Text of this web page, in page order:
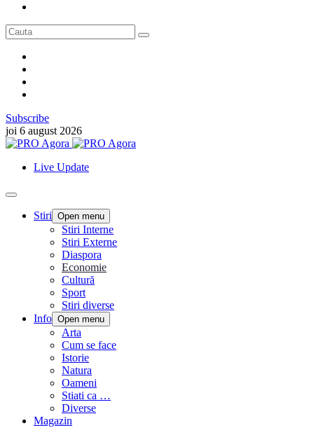
Subscribe
joi 6 august 2026
Live Update
Stiri Open menu
Stiri Interne
Stiri Externe
Diaspora
Economie
Cultură
Sport
Stiri diverse
Info Open menu
Arta
Cum se face
Istorie
Natura
Oameni
Stiati ca …
Diverse
Magazin